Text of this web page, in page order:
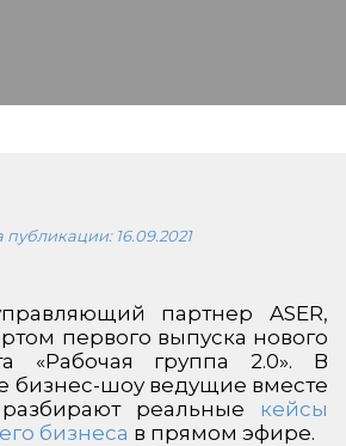
публикации: 16.09.2021
партнер ASER,
первого выпуска нового
«Рабочая группа 2.0». В
бизнес-шоу ведущие вместе
реальные кейсы
бизнеса в прямом эфире.